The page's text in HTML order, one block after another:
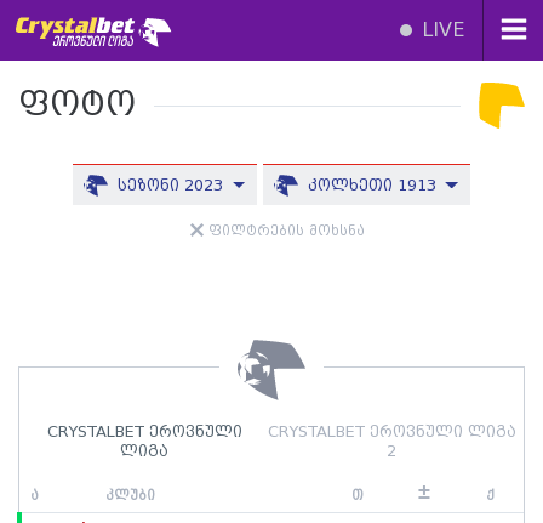
LIVE
CRYSTALBET ეროვნული
ლიგა
CRYSTALBET ეროვნული ლიგა
2
ა კლუბი თ ± ქ
ფოტო
სეზონი 2023 კოლხეთი 1913
ფილტრების მოხსნა